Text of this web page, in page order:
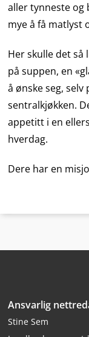
aller tynneste og
mye å få matlyst
Her skulle det
på suppen, en
å ønske seg,
sentralkjøkken.
appetitt i en
hverdag.
Dere har en
Ansvarlig
Stine Sem